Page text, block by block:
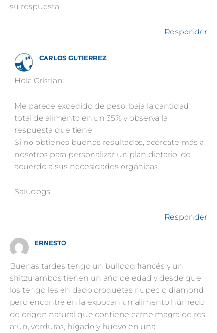
su respuesta
Responder
CARLOS GUTIERREZ
Hola Cristian:
Me parece excedido de peso, baja la cantidad
total de alimento en un 35% y observa la
respuesta que tiene.
Si no obtienes buenos resultados, acércate más a
nosotros para personalizar un plan dietario, de
acuerdo a sus necesidades orgánicas.
Saludogs
Responder
ERNESTO
Buenas tardes tengo un bulldog francés y un
shitzu ambos tienen un año de edad y desde que
los tengo les eh dado croquetas nupec o diamond
pero encontré en la expocan un alimento húmedo
de origen natural que contiene carne magra de res,
atún, verduras, hígado y huevo en una